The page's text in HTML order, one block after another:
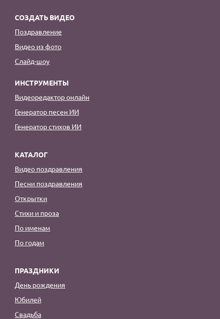
СОЗДАТЬ ВИДЕО
Поздравление
Видео из фото
Слайд-шоу
ИНСТРУМЕНТЫ
Видеоредактор онлайн
Генератор песен ИИ
Генератор стихов ИИ
КАТАЛОГ
Видео поздравления
Песни поздравления
Открытки
Стихи и проза
По именам
По годам
ПРАЗДНИКИ
День рождения
Юбилей
Свадьба